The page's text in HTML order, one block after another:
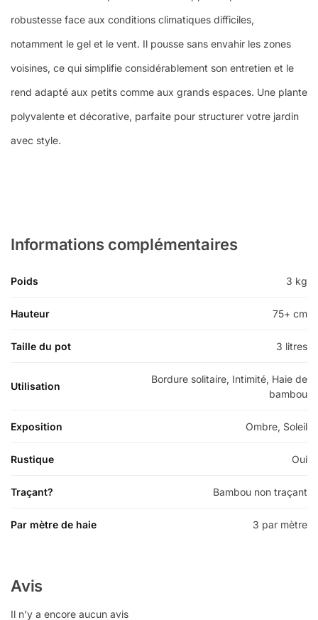
robustesse face aux conditions climatiques difficiles,
notamment le gel et le vent. Il pousse sans envahir les zones
voisines, ce qui simplifie considérablement son entretien et le
rend adapté aux petits comme aux grands espaces. Une plante
polyvalente et décorative, parfaite pour structurer votre jardin
avec style.
Informations complémentaires
Poids 3 kg
Hauteur 75+ cm
Taille du pot 3 litres
Utilisation
Bordure solitaire, Intimité, Haie de
bambou
Exposition Ombre, Soleil
Rustique Oui
Traçant? Bambou non traçant
Par mètre de haie 3 par mètre
Avis
Il n’y a encore aucun avis